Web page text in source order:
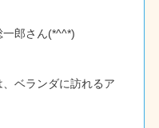
郎さん(*^^*)
ベランダに訪れるア